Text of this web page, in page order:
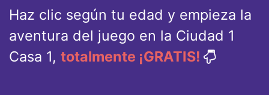
Haz clic según tu edad y empieza la
aventura del juego en la Ciudad 1
Casa 1, totalmente ¡GRATIS!